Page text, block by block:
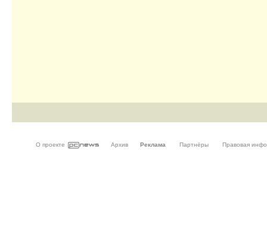
О проекте Архив Реклама Партнёры Правовая